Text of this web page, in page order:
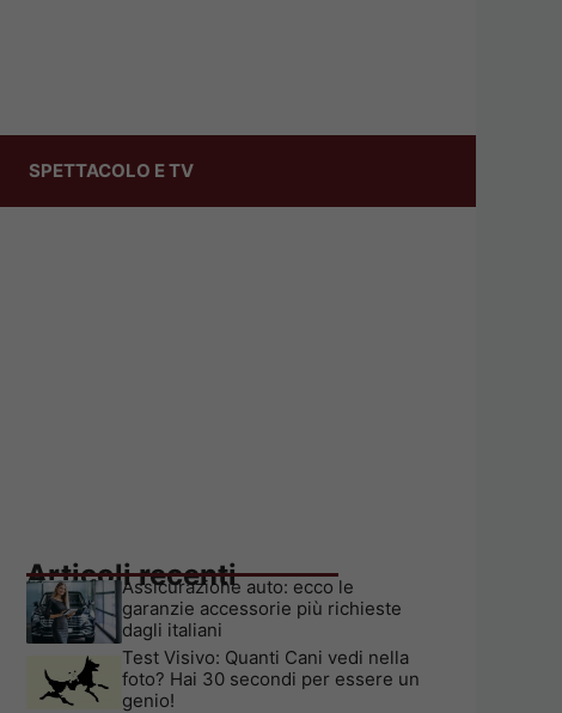
SPETTACOLO E TV
Articoli recenti
Assicurazione auto: ecco le
garanzie accessorie più richieste
dagli italiani
Test Visivo: Quanti Cani vedi nella
foto? Hai 30 secondi per essere un
genio!